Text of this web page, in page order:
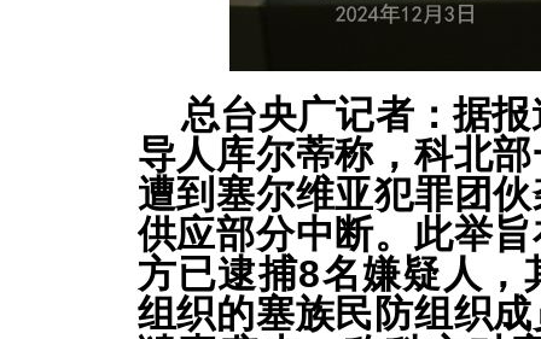
总台央广记者：据
导人库尔蒂称，科北
遭到塞尔维亚犯罪团
供应部分中断。此举
方已逮捕8名嫌疑人，
组织的塞族民防组织